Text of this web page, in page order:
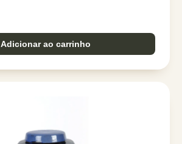
Adicionar ao carrinho